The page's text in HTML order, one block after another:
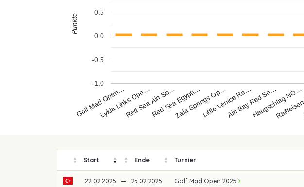
Golf Mad Open…
Lykia Links Ope…Red Sea Ain So…Red Sea Egypti…
Zala Springs Op…Little Venice Re…Ain Bay Red Se…Haugschlag NÖ…
-1.0
-0.5
0.0
0.5
Punkte
Start Ende Turnier
22.02.2025 — 25.02.2025 Golf Mad Open 2025